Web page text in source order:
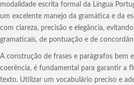
modalidade escrita formal da Língua
um excelente manejo da gramática e da
com clareza, precisão e elegância,
gramaticais, de pontuação e de
A construção de frases e parágrafos bem
coerência, é fundamental para garantir a
texto. Utilizar um vocabulário preciso e